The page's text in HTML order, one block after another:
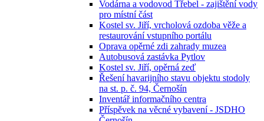
Vodárna a vodovod Třebel - zajištění vody
pro místní část
Kostel sv. Jiří, vrcholová ozdoba věže a
restaurování vstupního portálu
Oprava opěrné zdi zahrady muzea
Autobusová zastávka Pytlov
Kostel sv. Jiří, opěrná zeď
Řešení havarijního stavu objektu stodoly
na st. p. č. 94, Černošín
Inventář informačního centra
Příspěvek na věcné vybavení - JSDHO